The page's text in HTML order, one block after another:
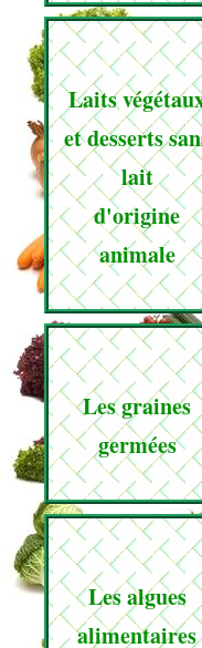
Laits
et desserts
lait
d'origine
animale
Les graines
germées
Les algues
alimentaires